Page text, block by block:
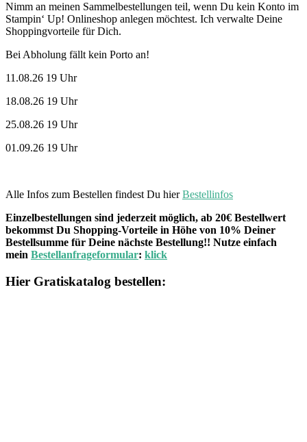
Nimm an meinen Sammelbestellungen teil, wenn Du kein Konto im
Stampin‘ Up! Onlineshop anlegen möchtest. Ich verwalte Deine
Shoppingvorteile für Dich.
Bei Abholung fällt kein Porto an!
11.08.26 19 Uhr
18.08.26 19 Uhr
25.08.26 19 Uhr
01.09.26 19 Uhr
Alle Infos zum Bestellen findest Du hierBestellinfos
Einzelbestellungen sind jederzeit möglich, ab 20€ Bestellwert
bekommst Du Shopping-Vorteile in Höhe von 10% Deiner
Bestellsumme für Deine nächste Bestellung!! Nutze einfach
mein Bestellanfrageformular: klick
Hier Gratiskatalog bestellen: